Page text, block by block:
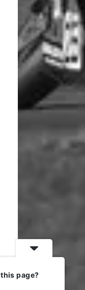
page?